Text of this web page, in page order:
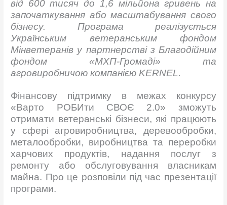
від 600 тисяч до 1,6 мільйона гривень на
започаткування або масштабування свого
бізнесу. Програма реалізується
Українським ветеранським фондом
Мінветеранів у партнерстві з Благодійним
фондом «МХП-Громаді» та
агровиробничою компанією KERNEL.
Фінансову підтримку в межах конкурсу
«Варто РОБИти СВОЄ 2.0» зможуть
отримати ветеранські бізнеси, які працюють
у сфері агровиробництва, деревообробки,
металообробки, виробництва та переробки
харчових продуктів, надання послуг з
ремонту або обслуговування власникам
майна. Про це розповіли під час презентації
програми.